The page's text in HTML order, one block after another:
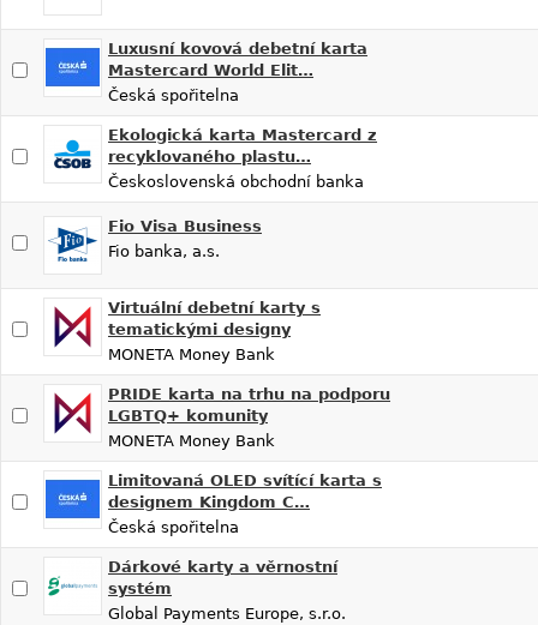
Luxusní kovová debetní karta
Mastercard World Elit…
Česká spořitelna
Ekologická karta Mastercard z
recyklovaného plastu…
Československá obchodní banka
Fio Visa Business
Fio banka, a.s.
Virtuální debetní karty s
tematickými designy
MONETA Money Bank
PRIDE karta na trhu na podporu
LGBTQ+ komunity
MONETA Money Bank
Limitovaná OLED svítící karta s
designem Kingdom C…
Česká spořitelna
Dárkové karty a věrnostní
systém
Global Payments Europe, s.r.o.